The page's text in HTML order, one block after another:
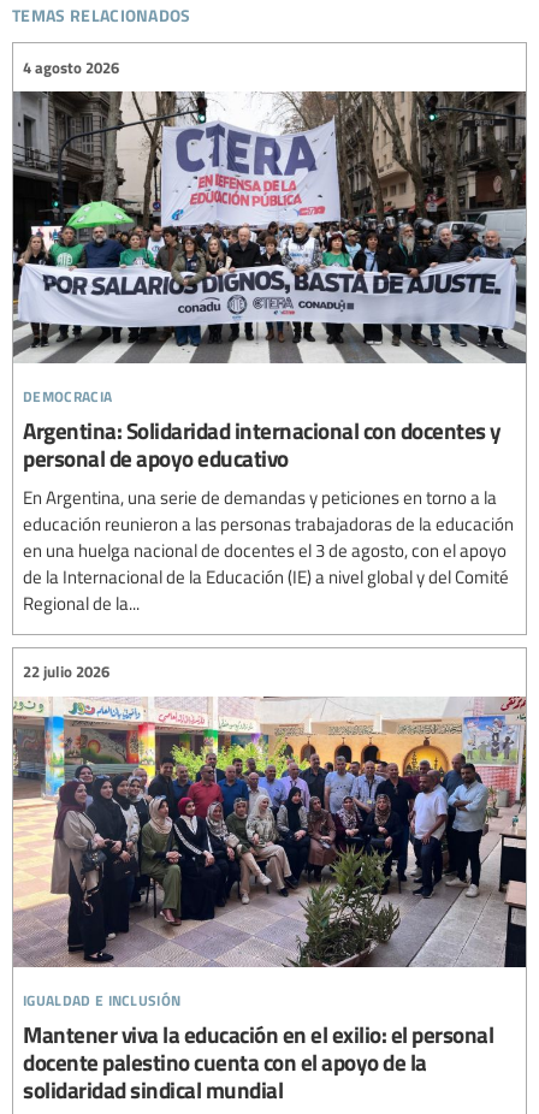
temas relacionados
democracia
4 agosto 2026
Argentina: Solidaridad internacional con docentes y
personal de apoyo educativo
En Argentina, una serie de demandas y peticiones en torno a la
educación reunieron a las personas trabajadoras de la educación
en una huelga nacional de docentes el 3 de agosto, con el apoyo
de la Internacional de la Educación (IE) a nivel global y del Comité
Regional de la...
igualdad e inclusión
22 julio 2026
Mantener viva la educación en el exilio: el personal
docente palestino cuenta con el apoyo de la
solidaridad sindical mundial